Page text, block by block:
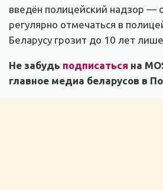
введён полицейский надзор —
регулярно отмечаться в
Беларусу грозит до 10 лет
Не забудь подписаться на
главное медиа беларусов в